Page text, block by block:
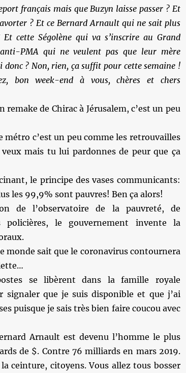
français mais que Buzyn laisse passer ? Et
? Et ce Bernard Arnault qui ne sait plus
cette Ségolène qui va s’inscrire au Grand
PMA qui ne veulent pas que leur mère
? Non, rien, ça suffit pour cette semaine !
bon week-end à vous, chères et chers
de Chirac à Jérusalem, c’est un peu
métro c’est un peu comme les retrouvailles
mais tu lui pardonnes de peur que ça
le principe des vases communicants:
les 99,9% sont pauvres! Ben ça alors!
de l’observatoire de la pauvreté, de
policières, le gouvernement invente la
monde sait que le coronavirus contournera
se libèrent dans la famille royale
que je suis disponible et que j’ai
puisque je sais très bien faire coucou avec
Arnault est devenu l’homme le plus
de $. Contre 76 milliards en mars 2019.
ceinture, citoyens. Vous allez tous bosser